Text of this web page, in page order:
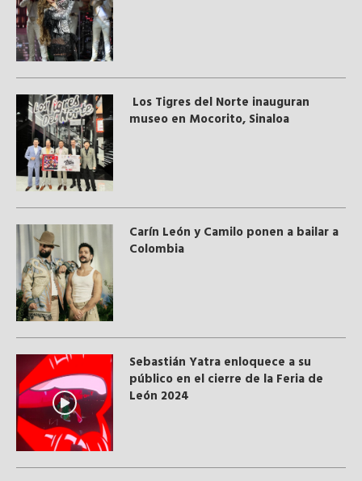
Los Tigres del Norte inauguran
museo en Mocorito, Sinaloa
Carín León y Camilo ponen a bailar a
Colombia
Sebastián Yatra enloquece a su
público en el cierre de la Feria de
León 2024